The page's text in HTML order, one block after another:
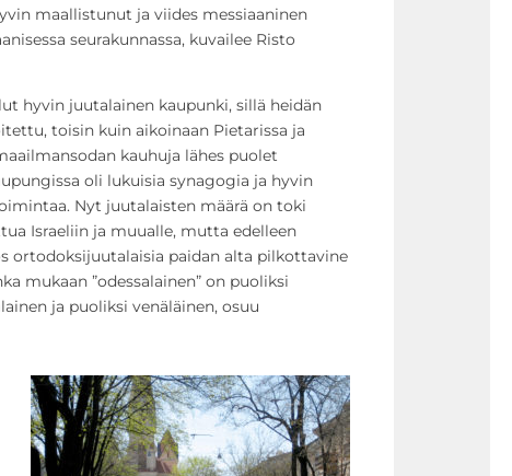
maallistunut ja viides messiaaninen
seurakunnassa, kuvailee Risto
hyvin juutalainen kaupunki, sillä heidän
toisin kuin aikoinaan Pietarissa ja
kauhuja lähes puolet
oli lukuisia synagogia ja hyvin
Nyt juutalaisten määrä on toki
Israeliin ja muualle, mutta edelleen
ortodoksijuutalaisia paidan alta pilkottavine
mukaan ”odessalainen” on puoliksi
ja puoliksi venäläinen, osuu